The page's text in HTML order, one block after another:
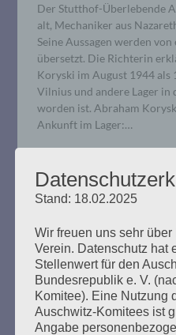
Der Stutthof-Überlebende
alt, Mechaniker aus
Seine Aussagen werden
übersetzt. Die Richterin
Koryski im August 1944 als
Vilnius und andere Lager in
worden ist. Abraham
Ankunft im Lager:…
OFFENER BRIEF:
gemeinnützig?
eines
Stand: 18.02.2025
Wir freuen uns sehr
Verein. Datenschutz hat
Stellenwert für den
Bundesrepublik e. V.
Komitee). Eine Nutzung
Auschwitz-Komitees ist
Angabe